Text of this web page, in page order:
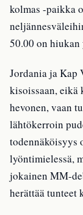
kolmas -paikka
50.00 on
Jordania ja Kap
kisoissaan,
hevonen, vaan
lähtökerroin
todennäköisyys
lyöntimielessä,
jokainen MM-
herättää tunteet